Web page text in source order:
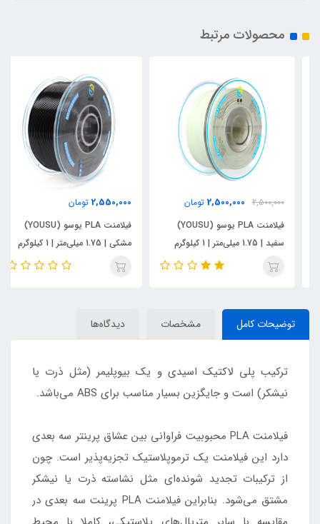
محصولات مرتبط
2,500,000
2,500,000 تومان
فیلامنت PLA یوسو (YOUSU)
سفید | 1.75 میلی‌متر | 1 کیلوگرم
2,550,000 تومان
فیلامنت PLA یوسو (YOUSU)
مشکی | 1.75 میلی‌متر | 1 کیلوگرم
توضیحات کامل مشخصات دیدگاه‌ها
ترکیب پلی لاکتیک اسیدی و یک بیوپلیمر (مثل ذرت یا
نیشکر) است و جایگزین بسیار مناسب برای ABS می‌باشد.
فیلامنت PLA محبوبیت فراوانی بین عشاق پرینتر سه بعدی
دارد این فیلامنت یک ترموپلاستیک تجزیه‌پذیر است. چون
از ترکیبات تجدید شونده‌ای مثل نشاسته ذرت یا نیشکر
مشتق می‌شود. بنابراین فیلامنت PLA پرینت سه بعدی در